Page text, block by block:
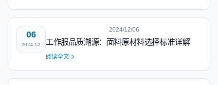
06
2024.12
2024/12/06
工作服品质溯源：面料原材料选择标准详解
阅读全文